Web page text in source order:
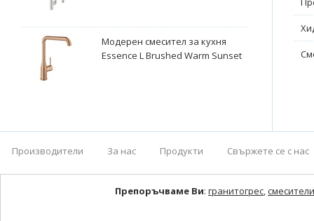
Модерен смесител за кухня
Essence L Brushed Warm Sunset
Производители За нас Продукти Свържете се с нас
Препоръчваме Ви: гранитогрес,